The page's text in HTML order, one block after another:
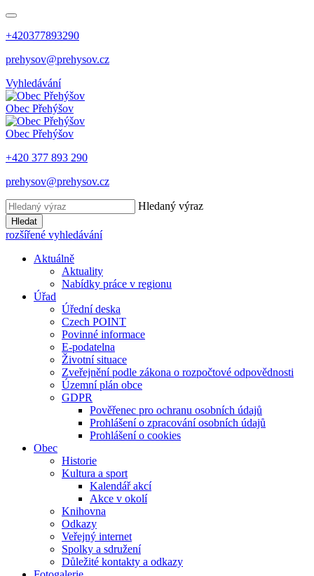
+420377893290
prehysov@prehysov.cz
Vyhledávání
Obec Přehýšov
Obec Přehýšov
+420 377 893 290
prehysov@prehysov.cz
Hledaný výraz
Hledat
rozšířené vyhledávání
Aktuálně
Aktuality
Nabídky práce v regionu
Úřad
Úřední deska
Czech POINT
Povinné informace
E-podatelna
Životní situace
Zveřejnění podle zákona o rozpočtové odpovědnosti
Územní plán obce
GDPR
Pověřenec pro ochranu osobních údajů
Prohlášení o zpracování osobních údajů
Prohlášení o cookies
Obec
Historie
Kultura a sport
Kalendář akcí
Akce v okolí
Knihovna
Odkazy
Veřejný internet
Spolky a sdružení
Důležité kontakty a odkazy